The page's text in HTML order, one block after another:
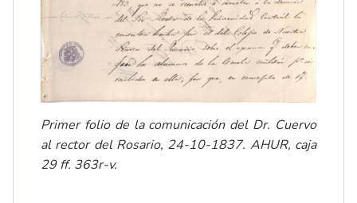
Primer folio de la comunicación del Dr. Cuervo
al rector del Rosario, 24-10-1837. AHUR, caja
29 ff. 363r-v.